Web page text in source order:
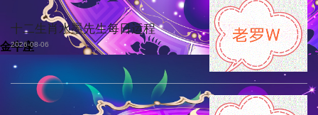
金牛座
十二生肖水墨先生每日运程
2026-08-06